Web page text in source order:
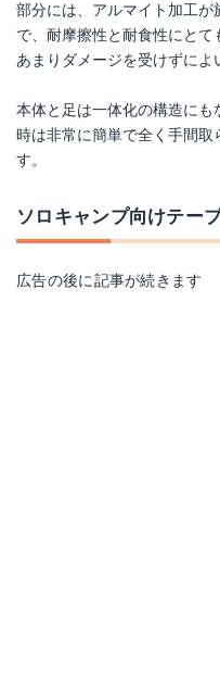
部分には、アルマイト加工
で、耐摩擦性と耐食性にとて
あまりダメージを受けずによ
本体と足は一体化の構造にも
時は非常に簡単で全く手間取
す。
ソロキャンプ向けテー
広告の後に記事が続きます